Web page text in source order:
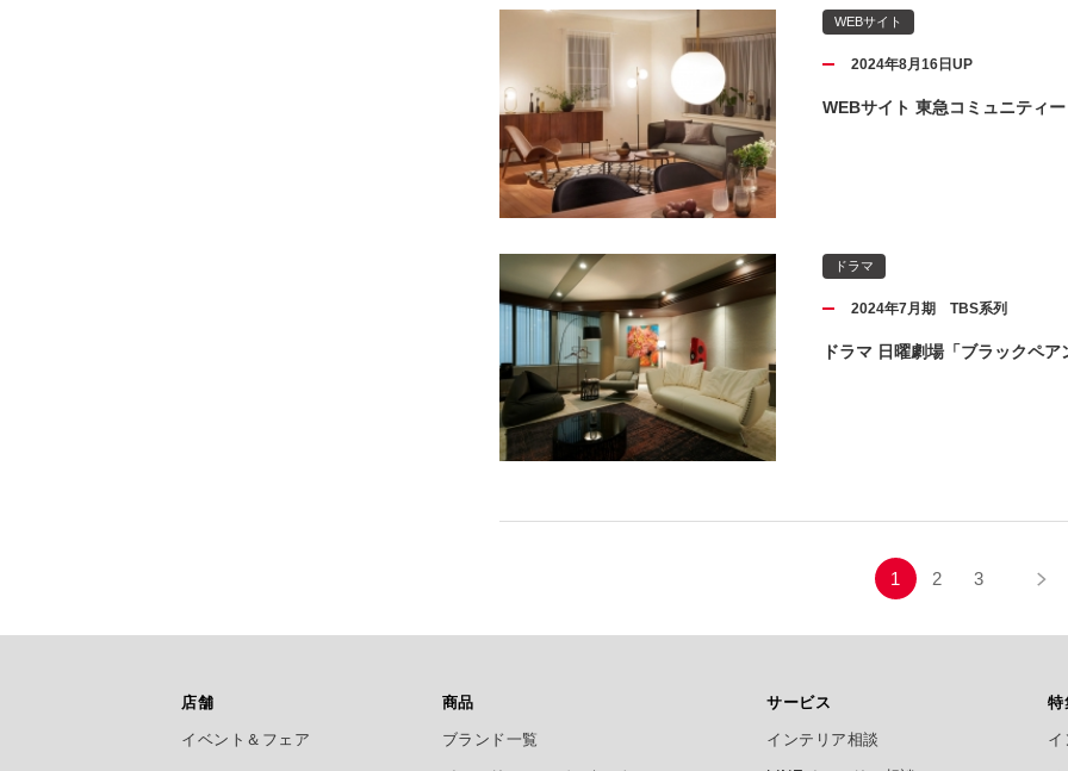
WEBサイト
2024年8月16日UP
WEBサイト 東急コミュニティー
ドラマ
2024年7月期 TBS系列
ドラマ 日曜劇場「ブラックペア
1 2 3
店舗
イベント＆フェア
商品
ブランド一覧
サービス
インテリア相談
特
イ